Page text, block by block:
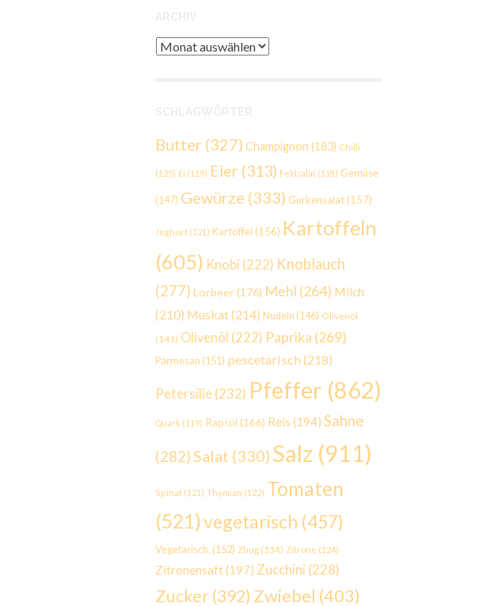
Archiv
Butter (327) Champignon (183) Chilli
(125) Ei (119) Eier (313) Feldsalat (118) Gemüse
(147) Gewürze (333) Gurkensalat (157)
Joghurt (121) Kartoffel (156) Kartoffeln
(605) Knobi (222) Knoblauch
(277) Lorbeer (176) Mehl (264) Milch
(210) Muskat (214) Nudeln (146) Olivenöl
(141) Olivenöl (222) Paprika (269)
Parmesan (151) pescetarisch (218)
Petersilie(232) Pfeffer (862)
Quark (119) Rapsöl (166) Reis (194) Sahne
(282) Salat (330) Salz (911)
Spinat (121) Thymian (122) Tomaten
(521)vegetarisch (457)
Vegetarisch. (152) Zhug (134) Zitrone (124)
Zitronensaft(197) Zucchini (228)
Zucker(392) Zwiebel (403)